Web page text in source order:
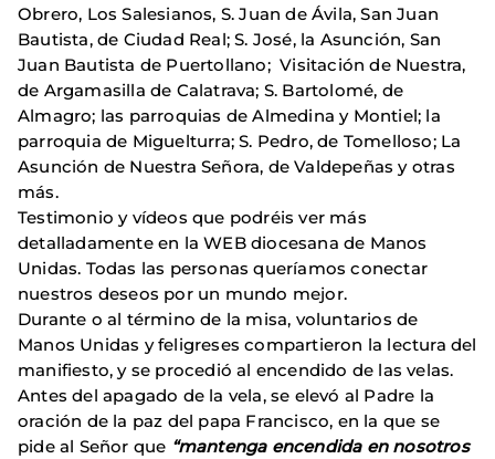
Obrero, Los Salesianos, S. Juan de Ávila, San Juan
Bautista, de Ciudad Real; S. José, la Asunción, San
Juan Bautista de Puertollano; Visitación de Nuestra,
de Argamasilla de Calatrava; S. Bartolomé, de
Almagro; las parroquias de Almedina y Montiel; la
parroquia de Miguelturra; S. Pedro, de Tomelloso; La
Asunción de Nuestra Señora, de Valdepeñas y otras
más.
Testimonio y vídeos que podréis ver más
detalladamente en la WEB diocesana de Manos
Unidas. Todas las personas queríamos conectar
nuestros deseos por un mundo mejor.
Durante o al término de la misa, voluntarios de
Manos Unidas y feligreses compartieron la lectura del
manifiesto, y se procedió al encendido de las velas.
Antes del apagado de la vela, se elevó al Padre la
oración de la paz del papa Francisco, en la que se
pide al Señor que “mantenga encendida en nosotros